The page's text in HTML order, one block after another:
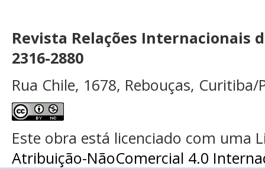
Revista Relações Internacionais
2316-2880
Rua Chile, 1678, Rebouças, Curitiba/
Este obra está licenciado com uma
Atribuição-NãoComercial 4.0